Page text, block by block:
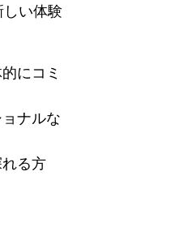
い体験
にコミ
ナルな
る方